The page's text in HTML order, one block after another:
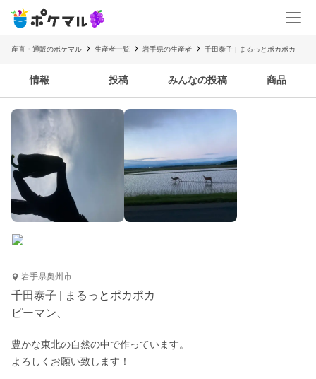
産直・通販のポケマル 生産者一覧 岩手県の生産者 千田泰子 | まるっとポカポカ
情報 投稿 みんなの投稿 商品
岩手県奥州市
千田泰子 | まるっとポカポカ
ピーマン、
豊かな東北の自然の中で作っています。
よろしくお願い致します！